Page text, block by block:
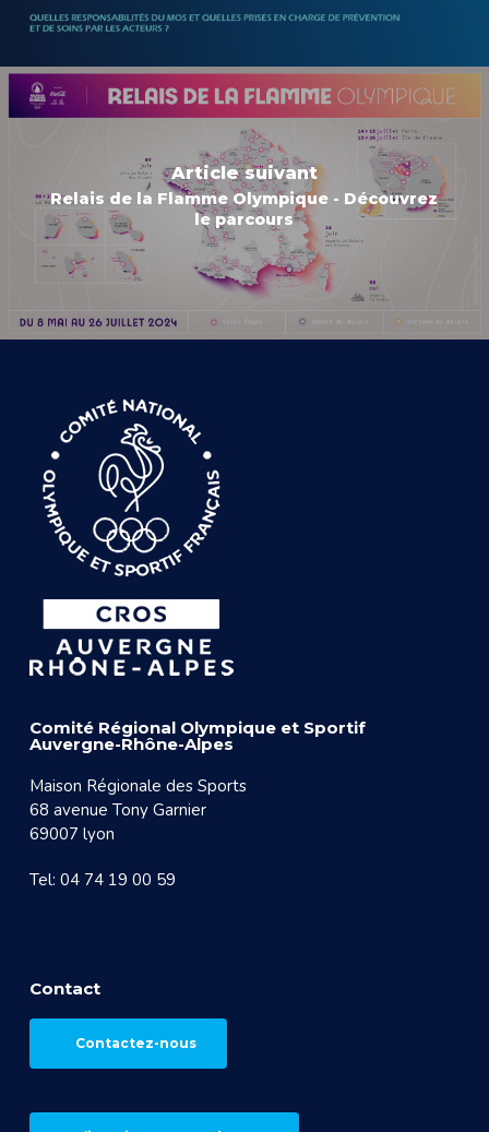
Article suivant
Relais de la Flamme Olympique - Découvrez
le parcours
Comité Régional Olympique et Sportif
Auvergne-Rhône-Alpes
Maison Régionale des Sports
68 avenue Tony Garnier
69007 lyon
Tel: 04 74 19 00 59
Contact
Contactez-nous